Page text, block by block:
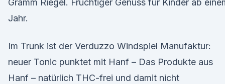
Gramm Riegel. Fruchtiger Genuss für Kinder ab
Jahr.
Im Trunk ist der Verduzzo Windspiel Manufaktur:
neuer Tonic punktet mit Hanf – Das Produkte aus
Hanf – natürlich THC-frei und damit nicht